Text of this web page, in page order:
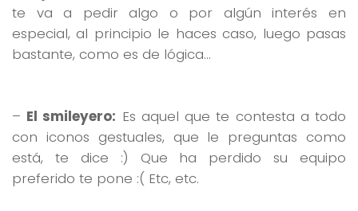
te va a pedir algo o por algún interés en
especial, al principio le haces caso, luego pasas
bastante, como es de lógica…
– El smileyero: Es aquel que te contesta a todo
con iconos gestuales, que le preguntas como
está, te dice :) Que ha perdido su equipo
preferido te pone :( Etc, etc.